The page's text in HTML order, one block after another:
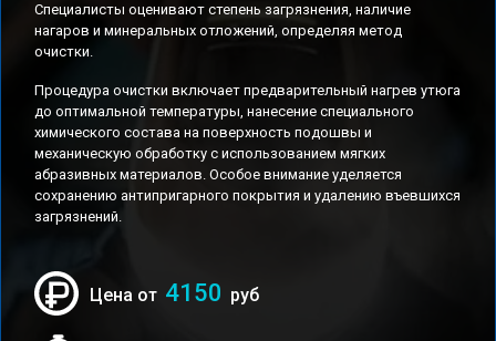
Специалисты оценивают степень загрязнения, наличие
нагаров и минеральных отложений, определяя метод
очистки.
Процедура очистки включает предварительный нагрев утюга
до оптимальной температуры, нанесение специального
химического состава на поверхность подошвы и
механическую обработку с использованием мягких
абразивных материалов. Особое внимание уделяется
сохранению антипригарного покрытия и удалению въевшихся
загрязнений.
Цена от 4150 руб